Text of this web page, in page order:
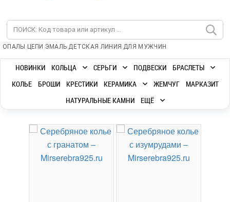
ОПАЛЫ | ЦЕПИ |ЭМАЛЬ|ДЕТСКАЯ ЛИНИЯ |ДЛЯ МУЖЧИН
НОВИНКИ КОЛЬЦА СЕРЬГИ ПОДВЕСКИ
БРАСЛЕТЫ
КОЛЬЕ
БРОШИ КРЕСТИКИ КЕРАМИКА ЖЕМЧУГ
МАРКАЗИТ
НАТУРАЛЬНЫЕ КАМНИ
ЕЩЁ